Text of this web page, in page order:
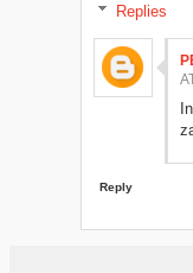
Replies
Reply